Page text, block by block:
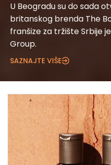
U Beogradu su do sada
britanskog brenda The
franšize za tržište Srbije
Group.
SAZNAJTE VIŠE